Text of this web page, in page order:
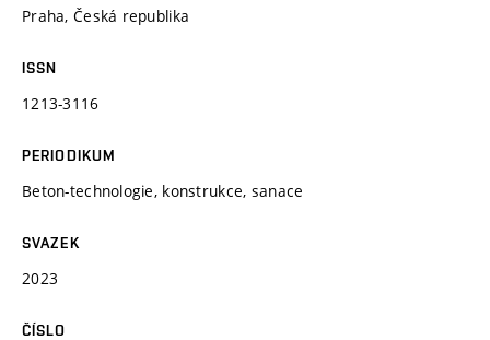
Praha, Česká republika
ISSN
1213-3116
PERIODIKUM
Beton-technologie, konstrukce, sanace
SVAZEK
2023
ČÍSLO